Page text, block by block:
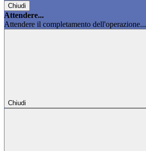
Chiudi
Attendere...
Attendere il completamento dell'operazione...
Chiudi